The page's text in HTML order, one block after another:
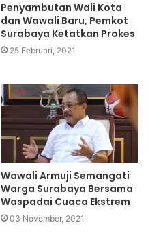
Penyambutan Wali Kota
dan Wawali Baru, Pemkot
Surabaya Ketatkan Prokes
25 Februari, 2021
Wawali Armuji Semangati
Warga Surabaya Bersama
Waspadai Cuaca Ekstrem
03 November, 2021